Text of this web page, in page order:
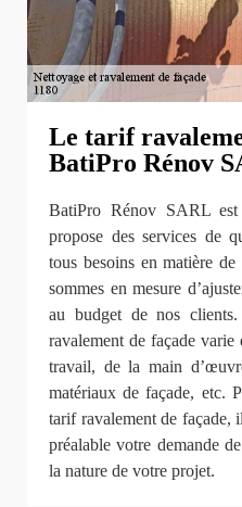
Le tarif
BatiPro Rénov
BatiPro Rénov SARL
propose des services de
tous besoins en matière
sommes en mesure
au budget de nos
ravalement de façade
travail, de la main
matériaux de façade, etc.
tarif ravalement de façade,
préalable votre demande
la nature de votre projet.